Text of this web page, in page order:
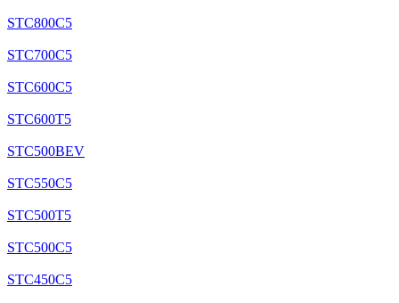
STC800C5
STC700C5
STC600C5
STC600T5
STC500BEV
STC550C5
STC500T5
STC500C5
STC450C5